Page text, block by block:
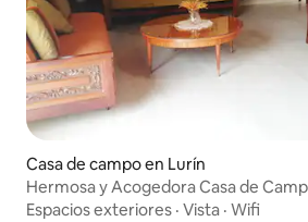
Casa de campo en Lurín
Hermosa y Acogedora Casa de
Espacios exteriores · Vista · Wifi